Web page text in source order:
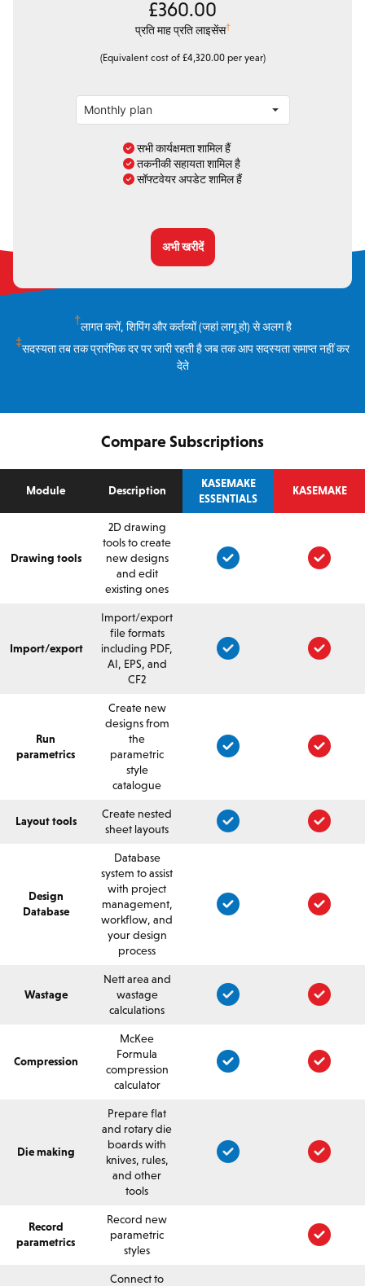
£360.00
प्रति माह प्रति लाइसेंस†
(Equivalent cost of £4,320.00 per year)
सभी कार्यक्षमता शामिल हैं
तकनीकी सहायता शामिल है
सॉफ्टवेयर अपडेट शामिल हैं
अभी खरीदें
†लागत करों, शिपिंग और कर्तव्यों (जहां लागू हो) से अलग है
‡सदस्यता तब तक प्रारंभिक दर पर जारी रहती है जब तक आप सदस्यता समाप्त नहीं कर
देते
Compare Subscriptions
Module Description
KASEMAKE
ESSENTIALS
KASEMAKE
Drawing tools
2D drawing
tools to create
new designs
and edit
existing ones
Import/export
Import/export
file formats
including PDF,
AI, EPS, and
CF2
Run
parametrics
Create new
designs from
the
parametric
style
catalogue
Layout tools
Create nested
sheet layouts
Design
Database
Database
system to assist
with project
management,
workflow, and
your design
process
Wastage
Nett area and
wastage
calculations
Compression
McKee
Formula
compression
calculator
Die making
Prepare flat
and rotary die
boards with
knives, rules,
and other
tools
Record
parametrics
Record new
parametric
styles
Connect to